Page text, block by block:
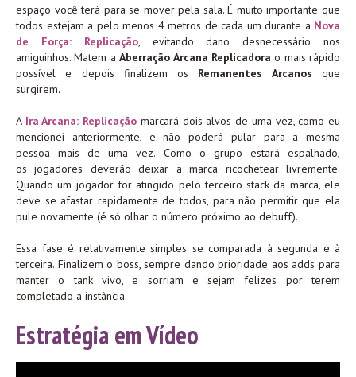
espaço você terá para se mover pela sala. É muito importante que
todos estejam a pelo menos 4 metros de cada um durante a Nova
de Força: Replicação, evitando dano desnecessário nos
amiguinhos. Matem aAberração Arcana Replicadorao mais rápido
possível e depois finalizem os Remanentes Arcanos que
surgirem.
A Ira Arcana: Replicação marcará dois alvos de uma vez, como eu
mencionei anteriormente, e não poderá pular para a mesma
pessoa mais de uma vez. Como o grupo estará espalhado,
os jogadores deverão deixar a marca ricochetear livremente.
Quando um jogador for atingido pelo terceiro stack da marca, ele
deve se afastar rapidamente de todos, para não permitir que ela
pule novamente (é só olhar o número próximo ao debuff).
Essa fase é relativamente simples se comparada à segunda e à
terceira. Finalizem o boss, sempre dando prioridade aos adds para
manter o tank vivo, e sorriam e sejam felizes por terem
completado a instância.
Estratégia em Vídeo